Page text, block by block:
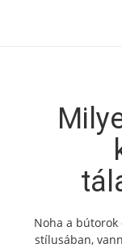
Noha a bútorok
stílusában,